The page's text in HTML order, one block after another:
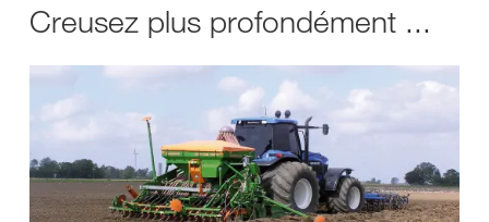
Creusez plus profondément ...